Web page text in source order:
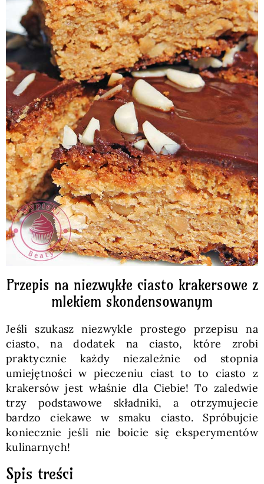
Posiłki
Zdrowo i fit
Kuchnie świata
SKLEP
Polski
Przepis na niezwykłe ciasto krakersowe z
mlekiem skondensowanym
Jeśli szukasz niezwykle prostego przepisu na
ciasto, na dodatek na ciasto, które zrobi
praktycznie każdy niezależnie od stopnia
umiejętności w pieczeniu ciast to to ciasto z
krakersów jest właśnie dla Ciebie! To zaledwie
trzy podstawowe składniki, a otrzymujecie
bardzo ciekawe w smaku ciasto. Spróbujcie
koniecznie jeśli nie boicie się eksperymentów
kulinarnych!
Spis treści